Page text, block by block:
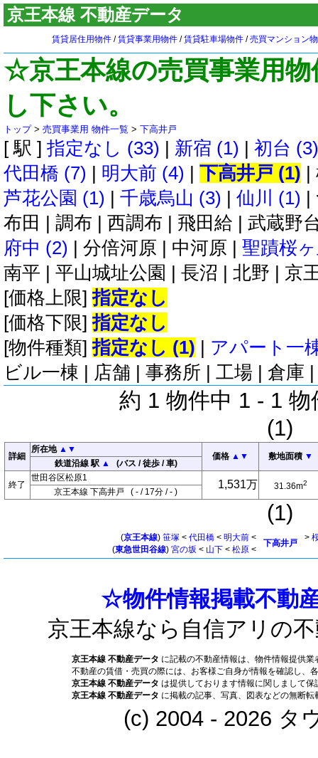
京王本線 不動産データ
賃貸居住用物件 /賃貸事業用物件 /賃貸駐車場物件 /売買マンション
☆京王本線の売買事業用
し下さい。
トップ> 売買事業用 物件一覧 > 下高井戸
[ 駅 ] 指定なし (33) 新宿 (1)
初台 (3)
代田橋 (7)
明大前 (4) 下高井戸 (1)
芦花公園 (1)
千歳烏山 (3) 仙川 (1)
布田
調布 西調布 飛田給
武蔵野
府中 (2)
分倍河原 中河原
聖蹟桜
南平
平山城址公園 長沼 北野
京
[価格上限]指定なし
[価格下限]指定なし
[物件種類]指定なし (1)
アパート一
ビル一棟
店舗 事務所 工場 倉庫
約 1 物件中 1 - 1 物
(1)
詳細
所在地 ▲ ▼
価格 ▲ ▼ 敷地面積 ▼
鉄道沿線 駅 ▲ (バス / 徒歩 / 車)
終了
世田谷区松原1
1,531万 31.36m2
京王本線 下高井戸 ( - / 17分 / - )
(1)
(京王本線) 笹塚 < 代田橋 < 明大前 <
(東急世田谷線) 宮の坂 < 山下 < 松原 <
下高井戸
>
☆物件情報掲載不動
京王本線なら自信アリの
京王本線 不動産データ に記載の不動産情報は、物件情報提供
不動産の賃借・売買の際には、お客様ご自身が情報を確認し、
京王本線 不動産データ は提供しております情報に関しまして保
京王本線 不動産データ に掲載の記事、写真、図表などの無断転
(c) 2004 - 2026 タ